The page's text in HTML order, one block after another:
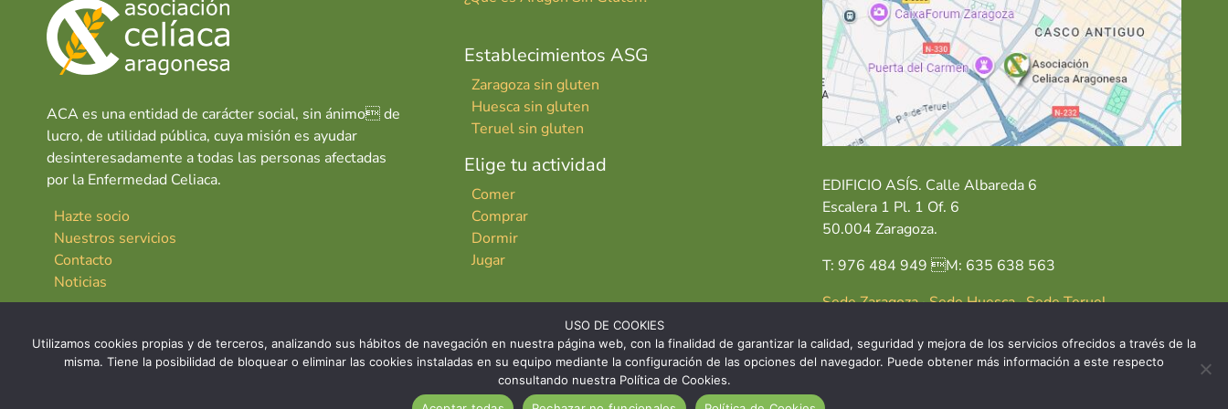
ACA es una entidad de carácter social, sin ánimo de
lucro, de utilidad pública, cuya misión es ayudar
desinteresadamente a todas las personas afectadas
por la Enfermedad Celiaca.
Hazte socio
Nuestros servicios
Contacto
Noticias
Establecimientos ASG
Zaragoza sin gluten
Huesca sin gluten
Teruel sin gluten
Elige tu actividad
Comer
Comprar
Dormir
Jugar
EDIFICIO ASÍS. Calle Albareda 6
Escalera 1 Pl. 1 Of. 6
50.004 Zaragoza.
T: 976 484 949 M: 635 638 563
Sede Zaragoza·Sede Huesca·Sede Teruel
USO DE COOKIES
Utilizamos cookies propias y de terceros, analizando sus hábitos de navegación en nuestra página web, con la finalidad de garantizar la calidad, seguridad y mejora de los servicios ofrecidos a través de la
misma. Tiene la posibilidad de bloquear o eliminar las cookies instaladas en su equipo mediante la configuración de las opciones del navegador. Puede obtener más información a este respecto
consultando nuestra Política de Cookies.